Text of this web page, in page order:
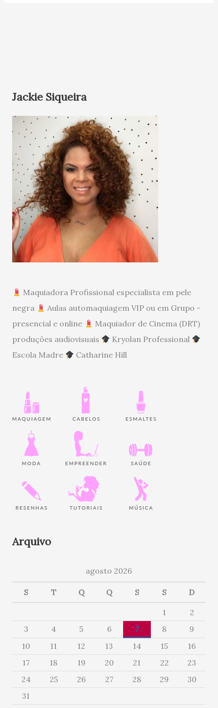
Jackie Siqueira
Maquiadora Profissional especialista em pele
negra
Aulas automaquiagem VIP ou em Grupo -
presencial e online
Maquiador de Cinema (DRT)
produções audiovisuais
Kryolan Professional
Escola Madre
Catharine Hill
Arquivo
agosto 2026
S T Q Q S S D
1
2
3
4 5 6 7 8
9
10
11 12 13 14 15
16
17
18 19 20 21 22
23
24
25 26 27 28 29
30
31